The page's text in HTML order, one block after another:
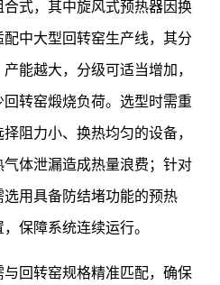
式，其中旋风式预热器因换
中大型回转窑生产线，其分
能越大，分级可适当增加，
转窑煅烧负荷。选型时需重
阻力小、换热均匀的设备，
体泄漏造成热量浪费；针对
用具备防结堵功能的预热
保障系统连续运行。
回转窑规格精准匹配，确保